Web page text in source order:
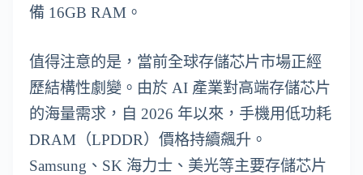
備 16GB RAM。
值得注意的是，當前全球存儲芯片市場正經
歷結構性劇變。由於 AI 產業對高端存儲芯片
的海量需求，自 2026 年以來，手機用低功耗
DRAM（LPDDR）價格持續飆升。
Samsung、SK 海力士、美光等主要存儲芯片